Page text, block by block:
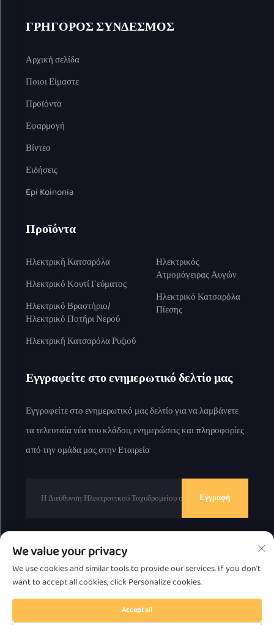
ΓΡΗΓΟΡΟΣ ΣΥΝΔΕΣΜΟΣ
Αρχική σελίδα
Ποιοι Είμαστε
Προϊόντα
Εφαρμογή
Βίντεο
Ειδήσεις
Epi Koinonia
Προϊόντα
Ηλεκτρική Κατσαρόλα
Ηλεκτρικό Κουτί Γεύματος
Ηλεκτρικό Βραστήριο/
Ηλεκτρικό Ποτήρι Νερού
Ηλεκτρική Κατσαρόλα Ρυζιού
Ηλεκτρικός
Ατμομάγειρας Αυγών
Ηλεκτρικό Κατσαρόλα
Πίεσης
Εγγραφείτε στο ενημερωτικό δελτίο μας
Εγγραφείτε στο ενημερωτικό μας δελτίο για να λαμβάνετε
τα τελευταία νέα του κλάδου, ενημερώσεις και πληροφορίες
από την ομάδα μας στην Εταιρεία
Εγγραφή
Πνευματικά δικαιώματα © 2025 από την Chaozhou Great
Bear Technology Co., Ltd.
Πολιτική απορρήτου
Μετακίνηση στην αρχή της σελίδας
We value your privacy
We use cookies and similar tools to provide our services. If you don't
want to accept all cookies, click Personalize cookies.
Accept all